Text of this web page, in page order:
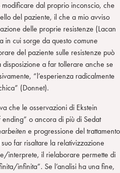
modificare dal proprio inconscio, che
del paziente, il che a mio avviso
delle proprie resistenze (Lacan
in cui sorge da questo comune
del paziente sulle resistenze può
a far tollerare anche se
“l’esperienza radicalmente
(Donnet).
che le osservazioni di Ekstein
o ancora di più di Sedat
e progressione del trattamento
far risaltare la relativizzazione
interprete, il rielaborare permette di
infinita”. Se l’analisi ha una fine,